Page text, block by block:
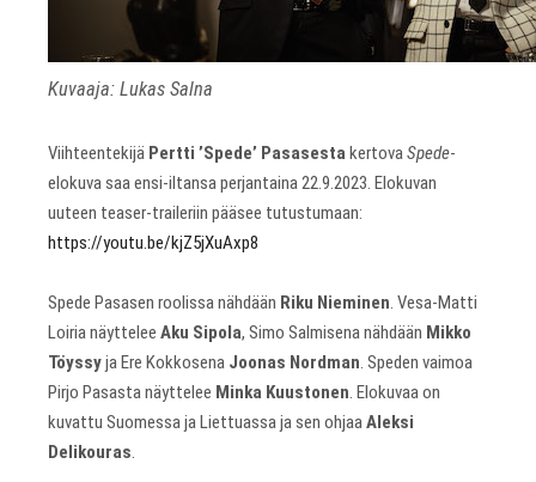
Kuvaaja: Lukas Salna
Viihteentekijä Pertti ’Spede’ PasasestakertovaSpede-
elokuva saa ensi-iltansa perjantaina 22.9.2023. Elokuvan
uuteen teaser-traileriin pääsee tutustumaan:
https://youtu.be/kjZ5jXuAxp8
Spede Pasasen roolissa nähdään Riku Nieminen. Vesa-Matti
Loiria näyttelee Aku Sipola, Simo Salmisena nähdään Mikko
Töyssyja Ere Kokkosena Joonas Nordman. Speden vaimoa
Pirjo Pasasta näyttelee Minka Kuustonen. Elokuvaa on
kuvattu Suomessa ja Liettuassa ja sen ohjaaAleksi
Delikouras.